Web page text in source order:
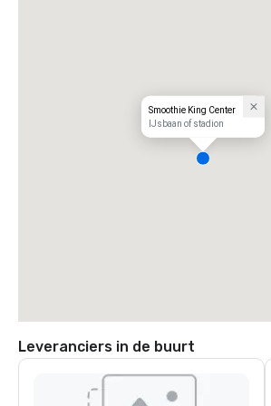
Smoothie King Center
IJsbaan of stadion
Leveranciers in de buurt